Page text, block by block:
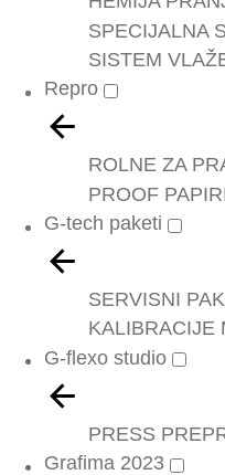
SPECIJALNA
SISTEM
Repro
ROLNE ZA
PROOF
G-tech paketi
SERVISNI
KALIBRACIJE
G-flexo studio
PRESS
Grafima 2023